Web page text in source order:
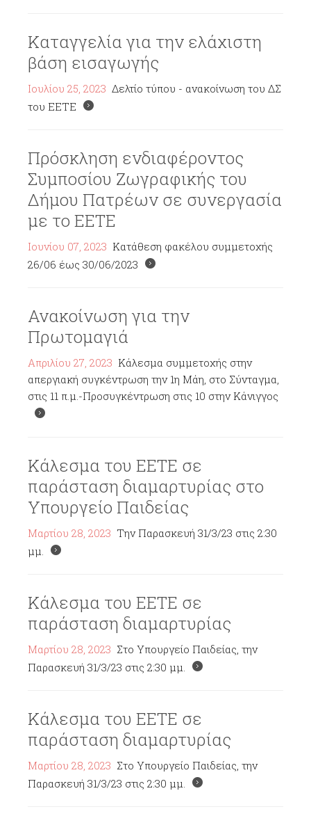
Καταγγελία για την ελάχιστη
βάση εισαγωγής
Ιουλίου 25, 2023 Δελτίο τύπου - ανακοίνωση του ΔΣ
του ΕΕΤΕ
Πρόσκληση ενδιαφέροντος
Συμποσίου Ζωγραφικής του
Δήμου Πατρέων σε συνεργασία
με το ΕΕΤΕ
Ιουνίου 07, 2023 Κατάθεση φακέλου συμμετοχής
26/06 έως 30/06/2023
Ανακοίνωση για την
Πρωτομαγιά
Απριλίου 27, 2023 Κάλεσμα συμμετοχής στην
απεργιακή συγκέντρωση την 1η Μάη, στο Σύνταγμα,
στις 11 π.μ.-Προσυγκέντρωση στις 10 στην Κάνιγγος
Κάλεσμα του ΕΕΤΕ σε
παράσταση διαμαρτυρίας στο
Υπουργείο Παιδείας
Μαρτίου 28, 2023 Την Παρασκευή 31/3/23 στις 2:30
μμ.
Κάλεσμα του ΕΕΤΕ σε
παράσταση διαμαρτυρίας
Μαρτίου 28, 2023 Στο Υπουργείο Παιδείας, την
Παρασκευή 31/3/23 στις 2:30 μμ.
Κάλεσμα του ΕΕΤΕ σε
παράσταση διαμαρτυρίας
Μαρτίου 28, 2023 Στο Υπουργείο Παιδείας, την
Παρασκευή 31/3/23 στις 2:30 μμ.